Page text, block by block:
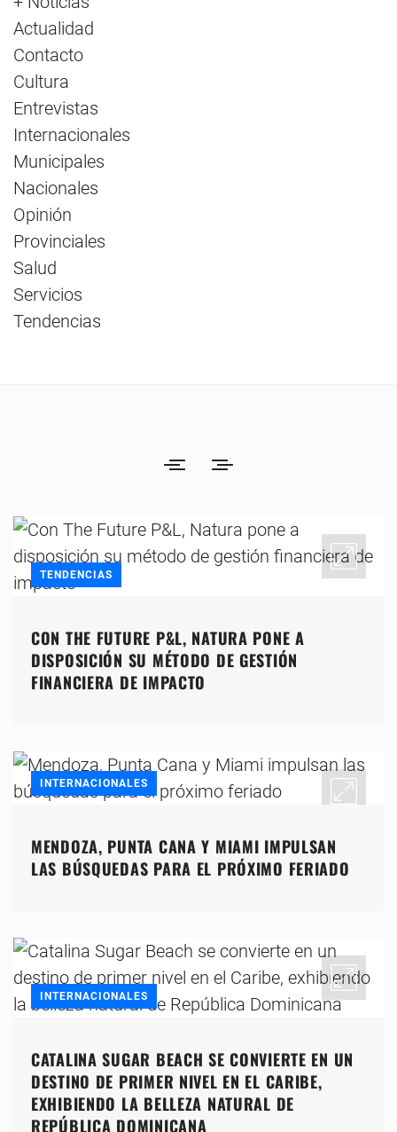
Actualidad
Contacto
Cultura
Entrevistas
Internacionales
Municipales
Nacionales
Opinión
Provinciales
Salud
Servicios
Tendencias
TENDENCIAS
CON THE FUTURE P&L, NATURA PONE A
DISPOSICIÓN SU MÉTODO DE GESTIÓN
FINANCIERA DE IMPACTO
INTERNACIONALES
MENDOZA, PUNTA CANA Y MIAMI IMPULSAN
LAS BÚSQUEDAS PARA EL PRÓXIMO FERIADO
INTERNACIONALES
CATALINA SUGAR BEACH SE CONVIERTE EN UN
DESTINO DE PRIMER NIVEL EN EL CARIBE,
EXHIBIENDO LA BELLEZA NATURAL DE
REPÚBLICA DOMINICANA